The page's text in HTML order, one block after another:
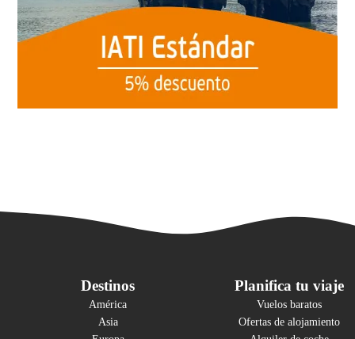
Destinos
América
Asia
Planifica tu viaje
Vuelos baratos
Ofertas de alojamiento